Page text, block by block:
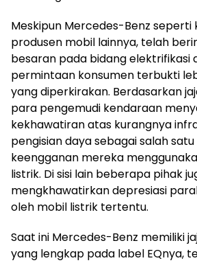
Meskipun Mercedes-Benz seperti
produsen mobil lainnya, telah
besaran pada bidang elektrifikasi
permintaan konsumen terbukti
yang diperkirakan. Berdasarkan
para pengemudi kendaraan
kekhawatiran atas kurangnya
pengisian daya sebagai salah
keengganan mereka
listrik. Di sisi lain beberapa pihak
mengkhawatirkan depresiasi
oleh mobil listrik tertentu.
Saat ini Mercedes-Benz memiliki
yang lengkap pada label EQnya,